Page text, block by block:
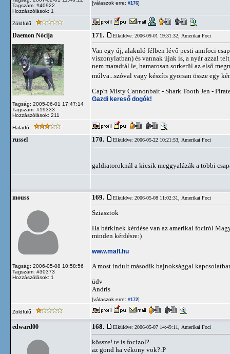
Tagszám: #40922
Hozzászólások: 1
[válaszok erre: #176]
Zöldfülű
Daemon Nócija
Tagság: 2005-06-01 17:47:14
Tagszám: #19333
Hozzászólások: 211
171. Elküldve: 2006-09-01 19:31:32, Amerikai Foci
Van egy új, alakuló félben lévő pesti amifoci
viszonylatban) és vannak újak is, a nyár azzal
nem maradtál le, hamarosan sorkerül az első
múlva...szóval vagy készíts gyorsan össze egy
Cap'n Misty Cannonbait - Shark Tooth Jen -
Gazdi kereső dogók!
Haladó
russel 170. Elküldve: 2006-05-22 10:21:53, Amerikai Foci
galdiatoroknál a kicsik meggyalázák a többi
mouss
Tagság: 2006-05-08 10:58:56
Tagszám: #30373
Hozzászólások: 1
169. Elküldve: 2006-05-08 11:02:31, Amerikai Foci
Sziasztok
Ha bárkinek kérdése van az amerikai fociról
minden kérdésre:)
www.mafl.hu
A most indult második bajnoksággal
üdv
Andris
[válaszok erre: #172]
Zöldfülű
edward00 168. Elküldve: 2006-05-07 14:49:11, Amerikai Foci
kössze! te is focizol?
az gond ha vékony vok?:P